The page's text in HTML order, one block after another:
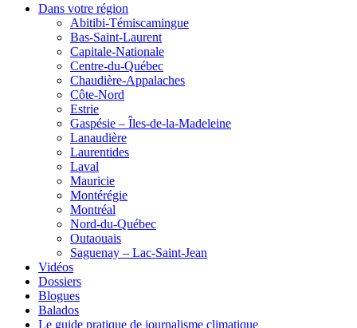
Dans votre région
Abitibi-Témiscamingue
Bas-Saint-Laurent
Capitale-Nationale
Centre-du-Québec
Chaudière-Appalaches
Côte-Nord
Estrie
Gaspésie – Îles-de-la-Madeleine
Lanaudière
Laurentides
Laval
Mauricie
Montérégie
Montréal
Nord-du-Québec
Outaouais
Saguenay – Lac-Saint-Jean
Vidéos
Dossiers
Blogues
Balados
Le guide pratique de journalisme climatique